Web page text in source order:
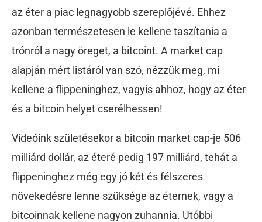
az éter a piac legnagyobb szereplőjévé. Ehhez
azonban természetesen le kellene taszítania a
trónról a nagy öreget, a bitcoint. A market cap
alapján mért listáról van szó, nézzük meg, mi
kellene a flippeninghez, vagyis ahhoz, hogy az éter
és a bitcoin helyet cserélhessen!
Videóink születésekor a bitcoin market cap-je 506
milliárd dollár, az éteré pedig 197 milliárd, tehát a
flippeninghez még egy jó két és félszeres
növekedésre lenne szüksége az éternek, vagy a
bitcoinnak kellene nagyon zuhannia. Utóbbi